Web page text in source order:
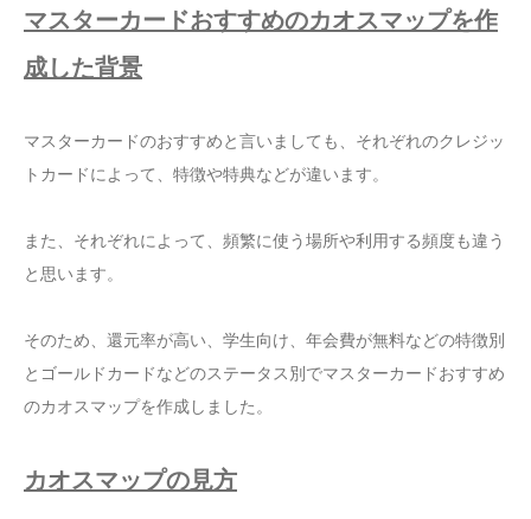
マスターカードおすすめのカオスマップを作
成した背景
マスターカードのおすすめと言いましても、それぞれのクレジッ
トカードによって、特徴や特典などが違います。
また、それぞれによって、頻繁に使う場所や利用する頻度も違う
と思います。
そのため、還元率が高い、学生向け、年会費が無料などの特徴別
とゴールドカードなどのステータス別でマスターカードおすすめ
のカオスマップを作成しました。
カオスマップの見方